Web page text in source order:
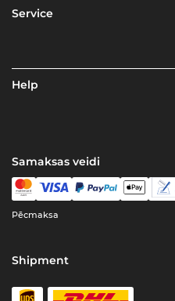
Service
Help
Samaksas veidi
Pēcmaksa
Shipment